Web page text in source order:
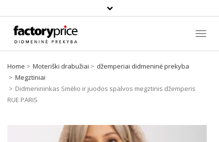
Paieška
Home Moteriški drabužiai
džemperiai didmeninė prekyba
Megztiniai
Didmenininkas Smėlio ir juodos spalvos megztinis džemperis
RUE PARIS